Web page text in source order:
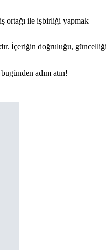
ortağı ile işbirliği yapmak
İçeriğin doğruluğu,
adım atın!